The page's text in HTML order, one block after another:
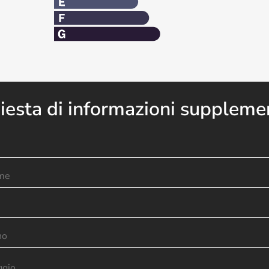
di informazioni